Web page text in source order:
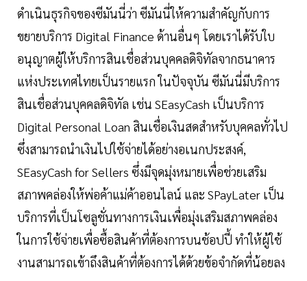
ดำเนินธุรกิจของซีมันนี่ว่า ซีมันนี่ให้ความสำคัญกับการ
ขยายบริการ Digital Finance ด้านอื่นๆ โดยเราได้รับใบ
อนุญาตผู้ให้บริการสินเชื่อส่วนบุคคลดิจิทัลจากธนาคาร
แห่งประเทศไทยเป็นรายแรก ในปัจจุบัน ซีมันนี่มีบริการ
สินเชื่อส่วนบุคคลดิจิทัล เช่น SEasyCash เป็นบริการ
Digital Personal Loan สินเชื่อเงินสดสำหรับบุคคลทั่วไป
ซึ่งสามารถนำเงินไปใช้จ่ายได้อย่างอเนกประสงค์,
SEasyCash for Sellers ซึ่งมีจุดมุ่งหมายเพื่อช่วยเสริม
สภาพคล่องให้พ่อค้าแม่ค้าออนไลน์ และ SPayLater เป็น
บริการที่เป็นโซลูชั่นทางการเงินเพื่อมุ่งเสริมสภาพคล่อง
ในการใช้จ่ายเพื่อซื้อสินค้าที่ต้องการบนช้อปปี้ ทำให้ผู้ใช้
งานสามารถเข้าถึงสินค้าที่ต้องการได้ด้วยข้อจำกัดที่น้อยลง